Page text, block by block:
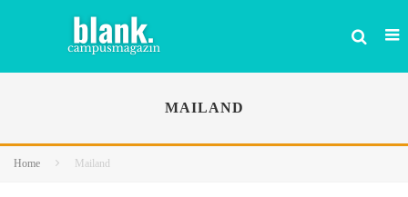
MAILAND
Home Mailand